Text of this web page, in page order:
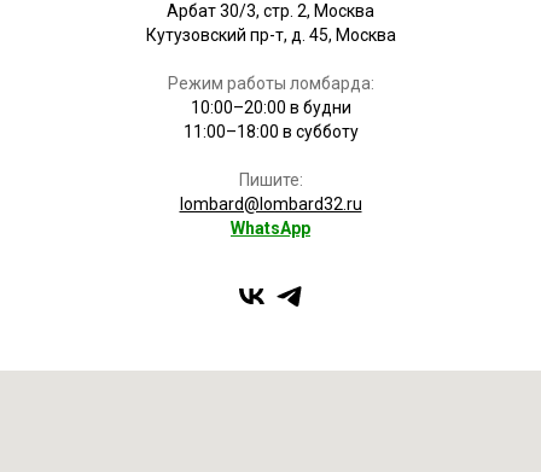
Арбат 30/3, стр. 2, Москва
Кутузовский пр-т, д. 45, Москва
Режим работы ломбарда:
10:00–20:00 в будни
11:00–18:00 в субботу
Пишите:
lombard@lombard32.ru
WhatsApp